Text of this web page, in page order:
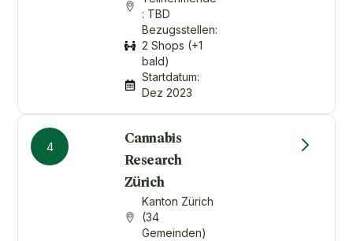
: TBD
Bezugsstellen:
2 Shops (+1
bald)
Startdatum:
Dez 2023
4
Cannabis
Research
Zürich
Kanton Zürich
(34
Gemeinden)